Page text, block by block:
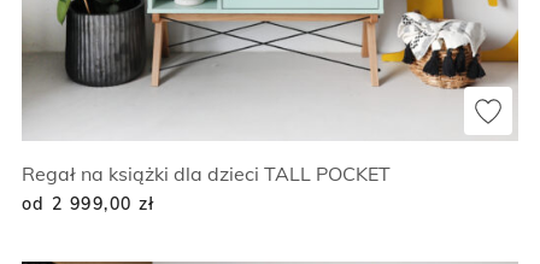
Regał na książki dla dzieci TALL POCKET
od 2 999,00 zł